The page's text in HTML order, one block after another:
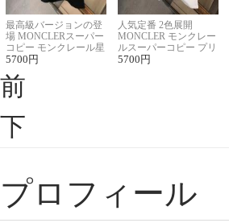
最高級バージョンの登
場 MONCLERスーパー
コピー モンクレール星
座半袖Tシャツ
5700 円
人気定番 2色展開
MONCLER モンクレー
ルスーパーコピー プリ
ント半袖Tシャツ
5700 円
前
下
プロフィール